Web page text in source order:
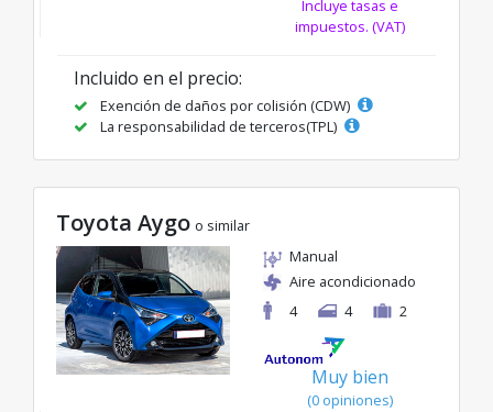
Incluye tasas e
impuestos. (VAT)
Incluido en el precio:
Exención de daños por colisión (CDW)
La responsabilidad de terceros(TPL)
Toyota Aygo o similar
Manual
Aire acondicionado
4
4 2
Muy bien
(0 opiniones)